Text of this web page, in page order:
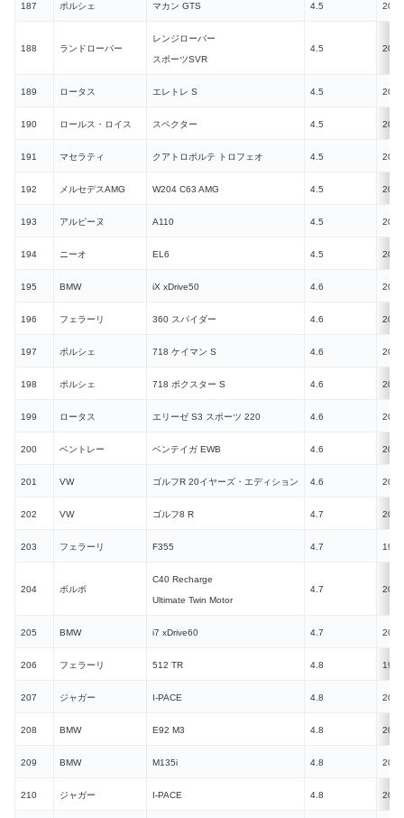
187 ポルシェ マカン GTS 4.5 2021
188 ランドローバー
レンジローバー
スポーツSVR
4.5 2018
189 ロータス エレトレ S 4.5 2023
190 ロールス・ロイス スペクター 4.5 2023
191 マセラティ クアトロポルテ トロフェオ 4.5 2020
192 メルセデスAMG W204 C63 AMG 4.5 2007
193 アルピーヌ A110 4.5 2017
194 ニーオ EL6 4.5 2023
195 BMW iX xDrive50 4.6 2021
196 フェラーリ 360 スパイダー 4.6 2000
197 ポルシェ 718 ケイマン S 4.6 2016
198 ポルシェ 718 ボクスター S 4.6 2016
199 ロータス エリーゼ S3 スポーツ 220 4.6 2016
200 ベントレー ベンテイガ EWB 4.6 2022
201 VW ゴルフR 20イヤーズ・エディション 4.6 2022
202 VW ゴルフ8 R 4.7 2021
203 フェラーリ F355 4.7 1994
204 ボルボ
C40 Recharge
Ultimate Twin Motor
4.7 2022
205 BMW i7 xDrive60 4.7 2022
206 フェラーリ 512 TR 4.8 1991
207 ジャガー I‑PACE 4.8 2018
208 BMW E92 M3 4.8 2007
209 BMW M135i 4.8 2019
210 ジャガー I-PACE 4.8 2018